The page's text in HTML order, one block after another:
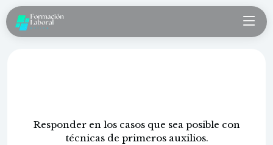
Responder en los casos que sea posible con
técnicas de primeros auxilios.